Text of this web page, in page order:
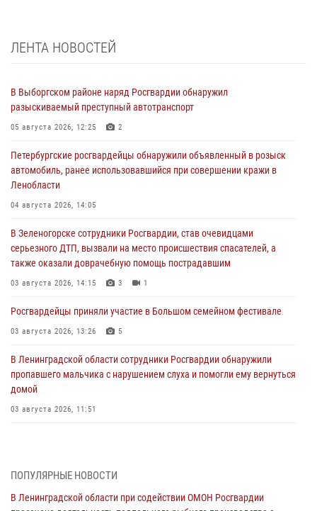
ЛЕНТА НОВОСТЕЙ
В Выборгском районе наряд Росгвардии обнаружил
разыскиваемый преступный автотранспорт
05 августа 2026, 12:25 2
Петербургские росгвардейцы обнаружили объявленный в розыск
автомобиль, ранее использовавшийся при совершении кражи в
Ленобласти
04 августа 2026, 14:05
В Зеленогорске сотрудники Росгвардии, став очевидцами
серьезного ДТП, вызвали на место происшествия спасателей, а
также оказали доврачебную помощь пострадавшим
03 августа 2026, 14:15 3 1
Росгвардейцы приняли участие в Большом семейном фестивале
03 августа 2026, 13:26 5
В Ленинградской области сотрудники Росгвардии обнаружили
пропавшего мальчика с нарушением слуха и помогли ему вернуться
домой
03 августа 2026, 11:51
03 августа 2026, 10:15 1
Сотрудники ГУ Росгвардии приняли участие в чемпионатах Северо-
ПОПУЛЯРНЫЕ НОВОСТИ
В Ленинградской области при содействии ОМОН Росгвардии